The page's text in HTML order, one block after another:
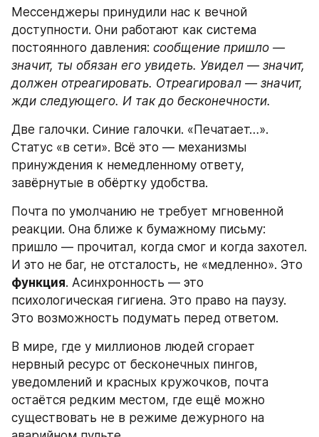
Мессенджеры принудили нас к вечной
доступности. Они работают как система
постоянного давления: сообщение пришло —
значит, ты обязан его увидеть. Увидел — значит,
должен отреагировать. Отреагировал — значит,
жди следующего. И так до бесконечности.
Две галочки. Синие галочки. «Печатает…».
Статус «в сети». Всё это — механизмы
принуждения к немедленному ответу,
завёрнутые в обёртку удобства.
Почта по умолчанию не требует мгновенной
реакции. Она ближе к бумажному письму:
пришло — прочитал, когда смог и когда захотел.
функция. Асинхронность — это
психологическая гигиена. Это право на паузу.
Это возможность подумать перед ответом.
В мире, где у миллионов людей сгорает
нервный ресурс от бесконечных пингов,
уведомлений и красных кружочков, почта
остаётся редким местом, где ещё можно
существовать не в режиме дежурного на